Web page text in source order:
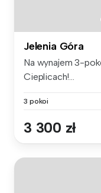
Jelenia Góra
Na wynajem 3-
Cieplicach!...
3 pokoi
3 300 zł